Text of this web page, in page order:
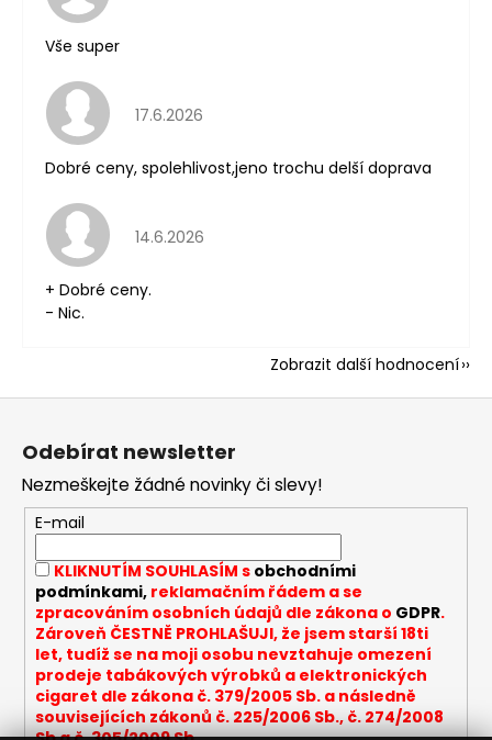
Vše super
Hodnocení obchodu je 5 z 5 hvězdiček.
17.6.2026
Dobré ceny, spolehlivost,jeno trochu delší doprava
Hodnocení obchodu je 5 z 5 hvězdiček.
14.6.2026
+ Dobré ceny.
- Nic.
Zobrazit další hodnocení
Z
Odebírat newsletter
Nezmeškejte žádné novinky či slevy!
E-mail
KLIKNUTÍM SOUHLASÍM s obchodními
podmínkami,reklamačním řádem a se
zpracováním osobních údajů dle zákona o GDPR.
Zároveň ČESTNĚ PROHLAŠUJI, že jsem starší 18ti
let, tudíž se na moji osobu nevztahuje omezení
prodeje tabákových výrobků a elektronických
cigaret dle zákona č. 379/2005 Sb. a následně
souvisejících zákonů č. 225/2006 Sb., č. 274/2008